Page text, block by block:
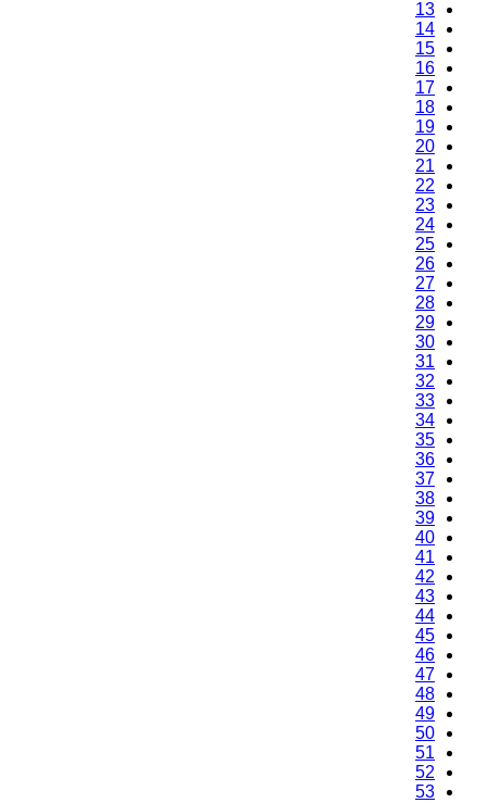
13
14
15
16
17
18
19
20
21
22
23
24
25
26
27
28
29
30
31
32
33
34
35
36
37
38
39
40
41
42
43
44
45
46
47
48
49
50
51
52
53